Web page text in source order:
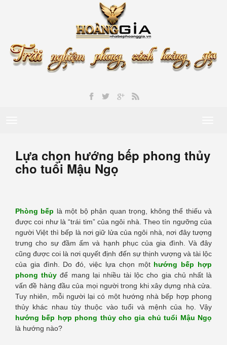
Lựa chọn hướng bếp phong thủy
cho tuổi Mậu Ngọ
Phòng bếp là một bộ phận quan trọng, không thể thiếu và
được coi như là “trái tim” của ngôi nhà. Theo tín ngưỡng của
người Việt thì bếp là nơi giữ lửa của ngôi nhà, nơi đây tượng
trưng cho sự đầm ấm và hạnh phục của gia đình. Và đây
cũng được coi là nơi quyết định đến sự thịnh vượng và tài lộc
của gia đình. Do đó, việc lựa chọn mộthướng bếp hợp
phong thủy để mang lại nhiều tài lộc cho gia chủ nhất là
vấn đề hàng đầu của mọi người trong khi xây dựng nhà cửa.
Tuy nhiên, mỗi người lại có một hướng nhà bếp hợp phong
thủy khác nhau tùy thuộc vào tuổi và mệnh của họ. Vậy
hướng bếp hợp phong thủy cho gia chủ tuổi Mậu Ngọ
là hướng nào?